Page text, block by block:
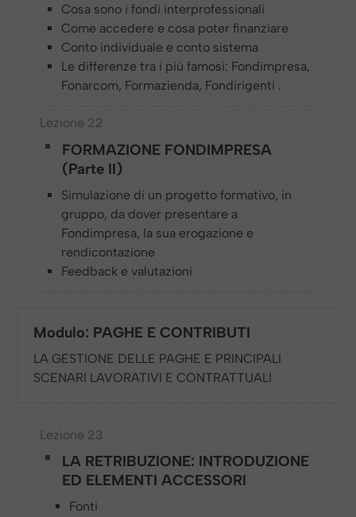
Cosa sono i fondi interprofessionali
Come accedere e cosa poter finanziare
Conto individuale e conto sistema
Le differenze tra i più famosi: Fondimpresa,
Fonarcom, Formazienda, Fondirigenti .
Lezione 22
FORMAZIONE FONDIMPRESA
(Parte II)
Simulazione di un progetto formativo, in
gruppo, da dover presentare a
Fondimpresa, la sua erogazione e
rendicontazione
Feedback e valutazioni
Modulo: PAGHE E CONTRIBUTI
LA GESTIONE DELLE PAGHE E PRINCIPALI
SCENARI LAVORATIVI E CONTRATTUALI
Lezione 23
LA RETRIBUZIONE: INTRODUZIONE
ED ELEMENTI ACCESSORI
Fonti